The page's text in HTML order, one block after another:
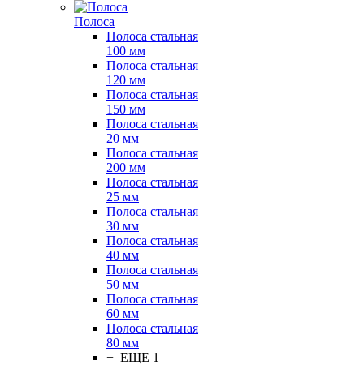
Полоса
Полоса стальная
100 мм
Полоса стальная
120 мм
Полоса стальная
150 мм
Полоса стальная
20 мм
Полоса стальная
200 мм
Полоса стальная
25 мм
Полоса стальная
30 мм
Полоса стальная
40 мм
Полоса стальная
50 мм
Полоса стальная
60 мм
Полоса стальная
80 мм
+ ЕЩЕ 1